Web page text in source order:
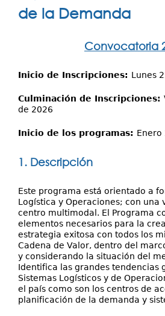
de la Demanda
Convocatoria
Inicio de Inscripciones: Lunes
Culminación de Inscripciones:
de 2026
Inicio de los programas: Enero
1. Descripción
Este programa está orientado a
Logística y Operaciones; con una
centro multimodal. El Programa
elementos necesarios para la
estrategia exitosa con todos los
Cadena de Valor, dentro del
y considerando la situación del
Identifica las grandes tendencias
Sistemas Logísticos y de
el país como son los centros de
planificación de la demanda y